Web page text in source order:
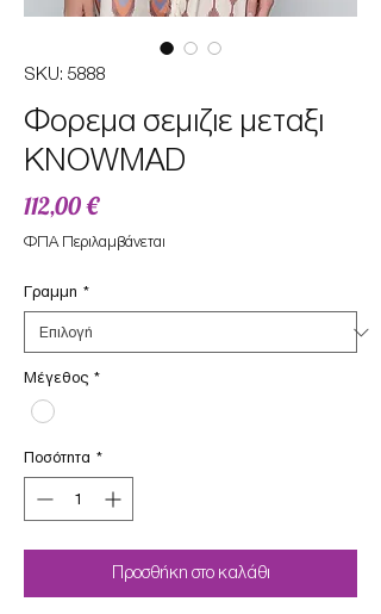
SKU: 5888
Φορεμα σεμιζιε μεταξι
KNOWMAD
112,00 €Τιμή
ΦΠΑ Περιλαμβάνεται
Γραμμη *
Μέγεθος *
Ποσότητα *
Προσθήκη στο καλάθι